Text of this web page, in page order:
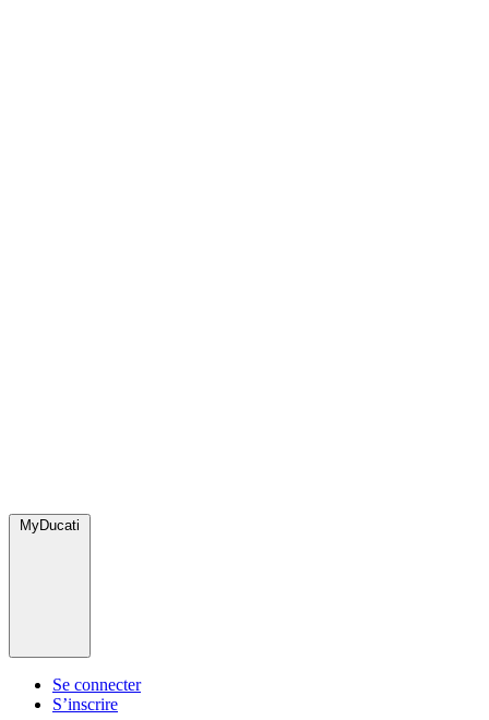
MyDucati
Se connecter
S’inscrire